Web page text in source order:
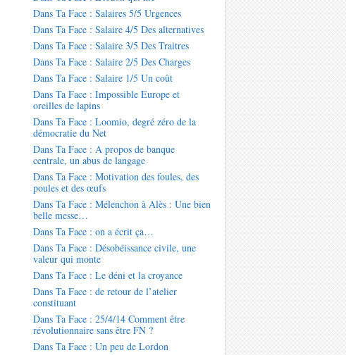
Dans Ta Face : Salaires 5/5 Urgences
Dans Ta Face : Salaire 4/5 Des alternatives
Dans Ta Face : Salaire 3/5 Des Traitres
Dans Ta Face : Salaire 2/5 Des Charges
Dans Ta Face : Salaire 1/5 Un coût
Dans Ta Face : Impossible Europe et
oreilles de lapins
Dans Ta Face : Loomio, degré zéro de la
démocratie du Net
Dans Ta Face : A propos de banque
centrale, un abus de langage
Dans Ta Face : Motivation des foules, des
poules et des œufs
Dans Ta Face : Mélenchon à Alès : Une bien
belle messe…
Dans Ta Face : on a écrit ça…
Dans Ta Face : Désobéissance civile, une
valeur qui monte
Dans Ta Face : Le déni et la croyance
Dans Ta Face : de retour de l’atelier
constituant
Dans Ta Face : 25/4/14 Comment être
révolutionnaire sans être FN ?
Dans Ta Face : Un peu de Lordon